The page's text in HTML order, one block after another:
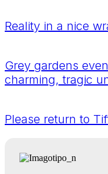
Reality in a nice
Grey gardens
charming, tragic
Please return to